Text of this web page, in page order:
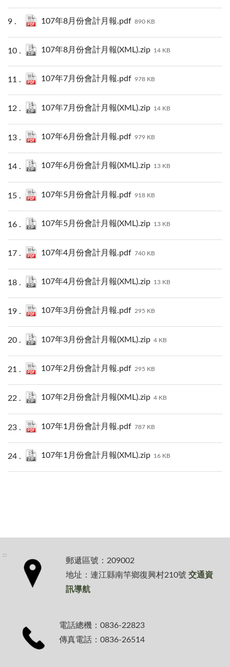
107年8月份會計月報.pdf 890 KB
107年8月份會計月報(XML).zip 14 KB
107年7月份會計月報.pdf 978 KB
107年7月份會計月報(XML).zip 14 KB
107年6月份會計月報.pdf 979 KB
107年6月份會計月報(XML).zip 13 KB
107年5月份會計月報.pdf 918 KB
107年5月份會計月報(XML).zip 13 KB
107年4月份會計月報.pdf 740 KB
107年4月份會計月報(XML).zip 13 KB
107年3月份會計月報.pdf 295 KB
107年3月份會計月報(XML).zip 4 KB
107年2月份會計月報.pdf 295 KB
107年2月份會計月報(XML).zip 4 KB
107年1月份會計月報.pdf 787 KB
107年1月份會計月報(XML).zip 16 KB
:::
郵遞區號：209002
地址：連江縣南竿鄉復興村210號 交通資
訊導航
電話總機：0836-22823
傳真電話：0836-26514